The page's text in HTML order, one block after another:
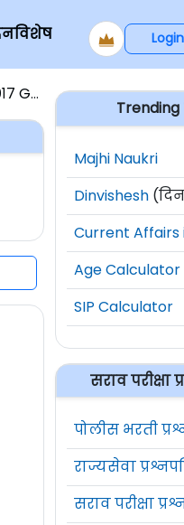
Login
1
Trending
Majhi Naukri
Dinvishesh
Current Affairs
Age Calculator
SIP Calculator
सराव परीक्षा
पोलीस भरती
राज्यसेवा
सराव परीक्षा